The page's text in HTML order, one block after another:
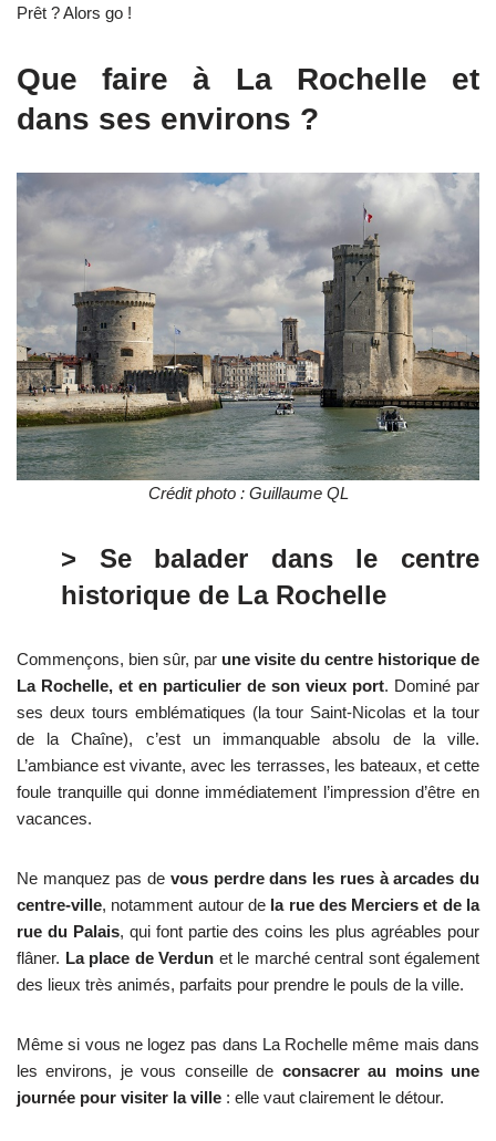
Prêt ? Alors go !
Que faire à La Rochelle et
dans ses environs ?
Crédit photo : Guillaume QL
> Se balader dans le centre
historique de La Rochelle
Commençons, bien sûr, par une visite du centre historique de
La Rochelle, et en particulier de son vieux port. Dominé par
ses deux tours emblématiques (la tour Saint-Nicolas et la tour
de la Chaîne), c’est un immanquable absolu de la ville.
L’ambiance est vivante, avec les terrasses, les bateaux, et cette
foule tranquille qui donne immédiatement l’impression d’être en
vacances.
Ne manquez pas de vous perdre dans les rues à arcades du
centre-ville, notamment autour dela rue des Merciers et de la
rue du Palais, qui font partie des coins les plus agréables pour
flâner. La place de Verdun et le marché central sont également
des lieux très animés, parfaits pour prendre le pouls de la ville.
Même si vous ne logez pas dans La Rochelle même mais dans
les environs, je vous conseille de consacrer au moins une
journée pour visiter la ville : elle vaut clairement le détour.